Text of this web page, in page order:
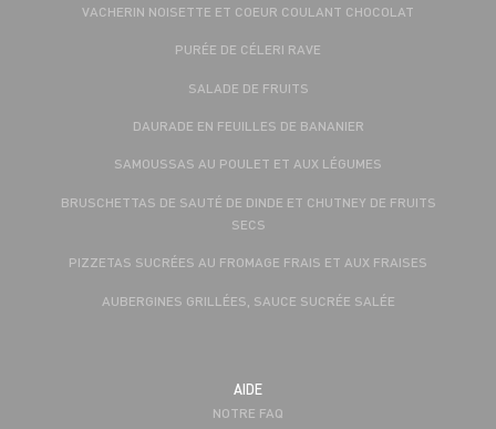
VACHERIN NOISETTE ET COEUR COULANT CHOCOLAT
PURÉE DE CÉLERI RAVE
SALADE DE FRUITS
DAURADE EN FEUILLES DE BANANIER
SAMOUSSAS AU POULET ET AUX LÉGUMES
BRUSCHETTAS DE SAUTÉ DE DINDE ET CHUTNEY DE FRUITS
SECS
PIZZETAS SUCRÉES AU FROMAGE FRAIS ET AUX FRAISES
AUBERGINES GRILLÉES, SAUCE SUCRÉE SALÉE
AIDE
NOTRE FAQ